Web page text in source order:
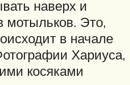
наверх и
мотыльков. Это,
в начале
Хариуса,
косяками